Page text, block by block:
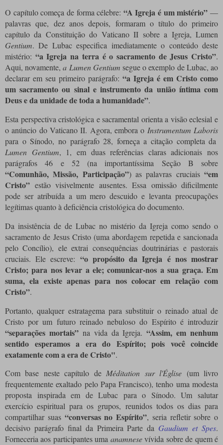
O capítulo começa de forma célebre: “A Igreja é um mistério”—
palavras que, dez anos depois, formaram o título do primeiro
capítulo da Constituição do Vaticano II sobre a Igreja, Lumen
Gentium.De Lubac especifica imediatamente o conteúdo deste
mistério: “a Igreja na terra é o sacramento de Jesus Cristo”.
Aqui, novamente,a Lumen Gentium segue o exemplo de Lubac, ao
declarar em seu primeiro parágrafo: “a Igreja é em Cristo como
um sacramento ou sinal e instrumento da união íntima com
Deus e da unidade de toda a humanidade”.
Esta perspectiva cristológica e sacramental orienta a visão eclesial e
o anúncio do Vaticano II. Agora, embora o Instrumentum Laboris
para o Sínodo, no parágrafo 28, forneça a citação completa da
Lumen Gentium, 1, em duas referências claras adicionais nos
parágrafos 46 e 52 (na importantíssima Seção B sobre
“Comunhão, Missão, Participação”) as palavras cruciais“em
Cristo” estão visivelmente ausentes. Essa omissão dificilmente
pode ser atribuída a um mero descuido e levanta preocupações
legítimas quanto à deficiência cristológica do documento.
Da insistência de de Lubac no mistério da Igreja como sendo o
sacramento de Jesus Cristo (uma abordagem repetida e sancionada
pelo Concílio), ele extrai consequências doutrinárias e pastorais
cruciais.Ele escreve: “o propósito da Igreja é nos mostrar
Cristo;para nos levar a ele;comunicar-nos a sua graça.Em
suma, ela existe apenas para nos colocar em relação com
Cristo”.
Portanto, qualquer estratagema para substituir o reinado atual de
Cristo por um futuro reinado nebuloso do Espírito é introduzir
“separações mortais”na vida da Igreja.“Assim, em nenhum
sentido esperamos a era do Espírito; pois você coincide
exatamente com a era de Cristo".
Com base neste capítulo deMéditation sur l'Église (um livro
frequentemente exaltado pelo Papa Francisco), tenho uma modesta
proposta inspirada em de Lubac para o Sínodo.Um salutar
exercício espiritual para os grupos, reunidos todos os dias para
compartilhar suas “conversas no Espírito”, seria refletir sobre o
decisivo parágrafo final da Primeira Parte da Gaudium et Spes.
Forneceria aos participantes uma anamnesevívida sobre de quem é